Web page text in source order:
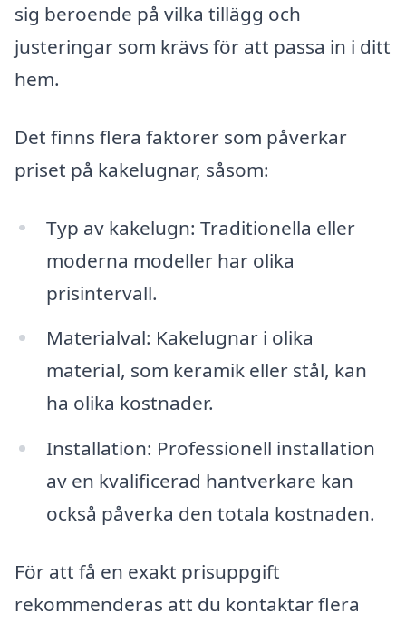
sig beroende på vilka tillägg och
justeringar som krävs för att passa in i ditt
hem.
Det finns flera faktorer som påverkar
priset på kakelugnar, såsom:
Typ av kakelugn: Traditionella eller
moderna modeller har olika
prisintervall.
Materialval: Kakelugnar i olika
material, som keramik eller stål, kan
ha olika kostnader.
Installation: Professionell installation
av en kvalificerad hantverkare kan
också påverka den totala kostnaden.
För att få en exakt prisuppgift
rekommenderas att du kontaktar flera